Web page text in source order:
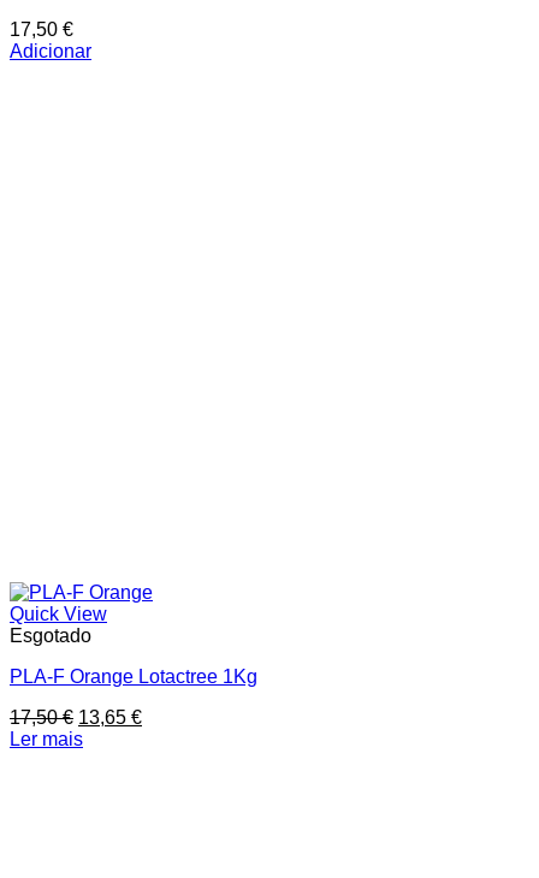
17,50 €
Adicionar
Quick View
Esgotado
PLA-F Orange Lotactree 1Kg
17,50€ O
preço
13,65 €O
Ler mais